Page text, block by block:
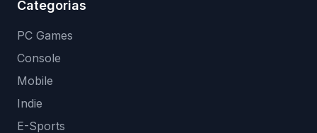
Categorias
PC Games
Console
Mobile
Indie
E-Sports